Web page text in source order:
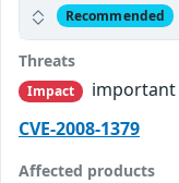
Recommended
Threats
Impact
important
CVE-2008-1379
Affected products